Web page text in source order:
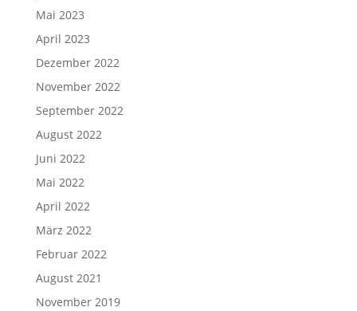
Mai 2023
April 2023
Dezember 2022
November 2022
September 2022
August 2022
Juni 2022
Mai 2022
April 2022
März 2022
Februar 2022
August 2021
November 2019